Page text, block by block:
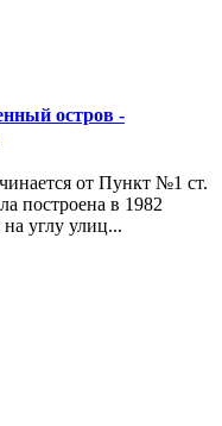
остров -
от Пункт №1 ст.
построена в 1982
углу улиц...